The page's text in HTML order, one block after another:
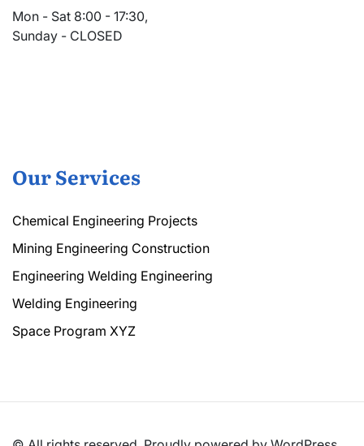
Mon - Sat 8:00 - 17:30,
Sunday - CLOSED
Our Services
Chemical Engineering Projects
Mining Engineering Construction
Engineering Welding Engineering
Welding Engineering
Space Program XYZ